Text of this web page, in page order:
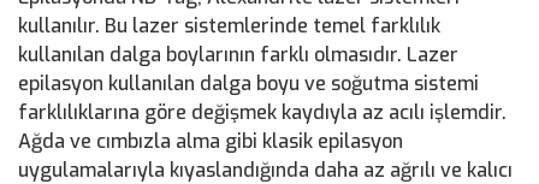
kullanılır. Bu lazer sistemlerinde temel farklılık
kullanılan dalga boylarının farklı olmasıdır. Lazer
epilasyon kullanılan dalga boyu ve soğutma sistemi
farklılıklarına göre değişmek kaydıyla az acılı işlemdir.
Ağda ve cımbızla alma gibi klasik epilasyon
uygulamalarıyla kıyaslandığında daha az ağrılı ve kalıcı